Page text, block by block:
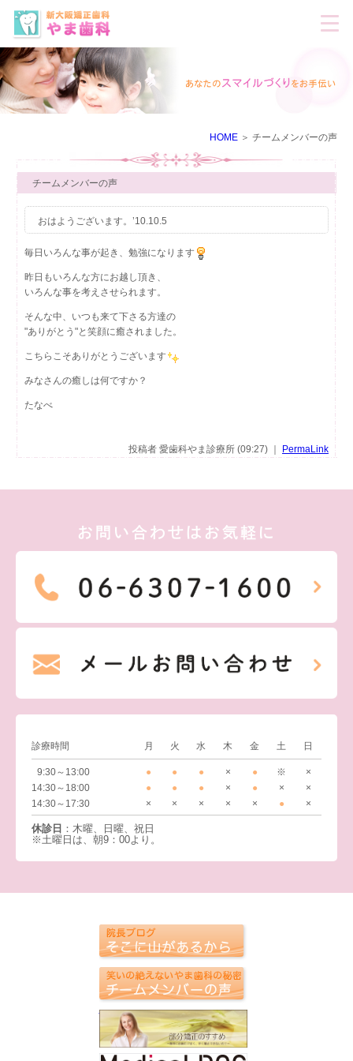
HOME チームメンバーの声
チームメンバーの声
おはようございます。’10.10.5
毎日いろんな事が起き、勉強になります
昨日もいろんな方にお越し頂き、
いろんな事を考えさせられます。
そんな中、いつも来て下さる方達の
"ありがとう"と笑顔に癒されました。
こちらこそありがとうございます
みなさんの癒しは何ですか？
たなべ
投稿者 愛歯科やま診療所 (09:27) ｜ PermaLink
お問い合わせはお気軽に
診療時間 月 火 水 木 金 土 日
9:30～13:00 ● ● ● × ● ※
×
14:30～18:00
● ● ● × ● ×
×
14:30～17:30
× × × × × ● ×
休診日 ：木曜、日曜、祝日
※土曜日は、朝9：00より。